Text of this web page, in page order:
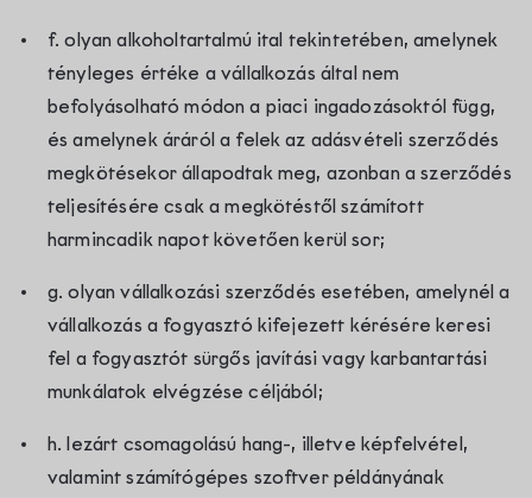
f. olyan alkoholtartalmú ital tekintetében, amelynek
tényleges értéke a vállalkozás által nem
befolyásolható módon a piaci ingadozásoktól függ,
és amelynek áráról a felek az adásvételi szerződés
megkötésekor állapodtak meg, azonban a szerződés
teljesítésére csak a megkötéstől számított
harmincadik napot követően kerül sor;
g. olyan vállalkozási szerződés esetében, amelynél a
vállalkozás a fogyasztó kifejezett kérésére keresi
fel a fogyasztót sürgős javítási vagy karbantartási
munkálatok elvégzése céljából;
h. lezárt csomagolású hang-, illetve képfelvétel,
valamint számítógépes szoftver példányának